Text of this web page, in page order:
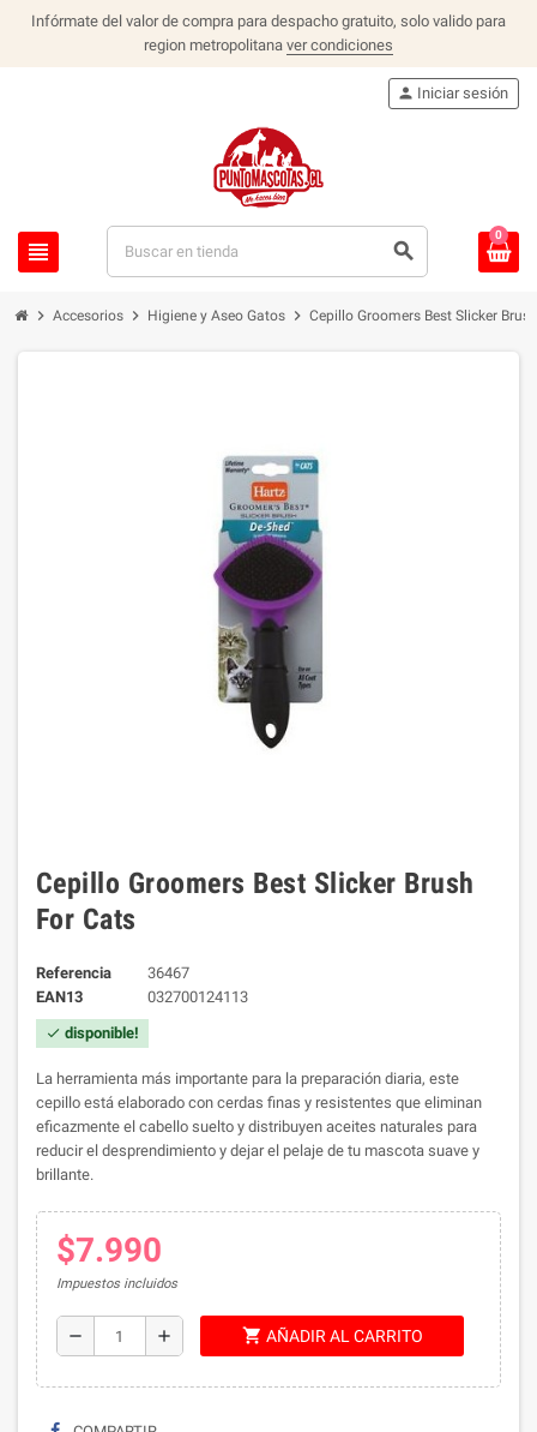
Infórmate del valor de compra para despacho gratuito, solo valido para
region metropolitana ver condiciones
view_headline search
person Iniciar sesión
0
chevron_right Accesorios chevron_right Higiene y Aseo Gatos chevron_right Cepillo Groomers Best Slicker
Cepillo Groomers Best Slicker Brush
For Cats
Referencia
36467
EAN13
032700124113
check disponible!
La herramienta más importante para la preparación diaria, este
cepillo está elaborado con cerdas finas y resistentes que eliminan
eficazmente el cabello suelto y distribuyen aceites naturales para
reducir el desprendimiento y dejar el pelaje de tu mascota suave y
brillante.
$7.990
Impuestos incluidos
remove add shopping_cart AÑADIR AL CARRITO